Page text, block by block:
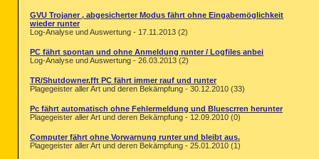
GVU Trojaner , abgesicherter Modus fährt ohne Eingabemöglichkeit
wieder runter
Log-Analyse und Auswertung - 17.11.2013 (2)
PC fährt spontan und ohne Anmeldung runter / Logfiles anbei
Log-Analyse und Auswertung - 26.03.2013 (2)
TR/Shutdowner.fft PC fährt immer rauf und runter
Plagegeister aller Art und deren Bekämpfung - 30.12.2010 (33)
Pc fährt automatisch ohne Fehlermeldung und Bluescrren herunter
Plagegeister aller Art und deren Bekämpfung - 12.09.2010 (0)
Computer fährt ohne Vorwarnung runter und bleibt aus.
Plagegeister aller Art und deren Bekämpfung - 25.01.2010 (1)